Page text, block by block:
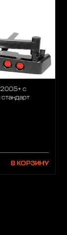
2005+ с
В КОРЗИНУ